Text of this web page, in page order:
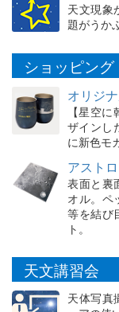
天文現象
題がうか
ショッピング
オリジ
【星空
ザインし
に新色モ
アスト
表面と裏
オル。ペ
等を結び
ト。
天文講習会
天体写真